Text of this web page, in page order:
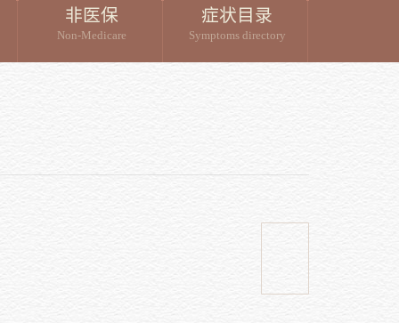
非医保
Non-Medicare
症状目录
Symptoms directory